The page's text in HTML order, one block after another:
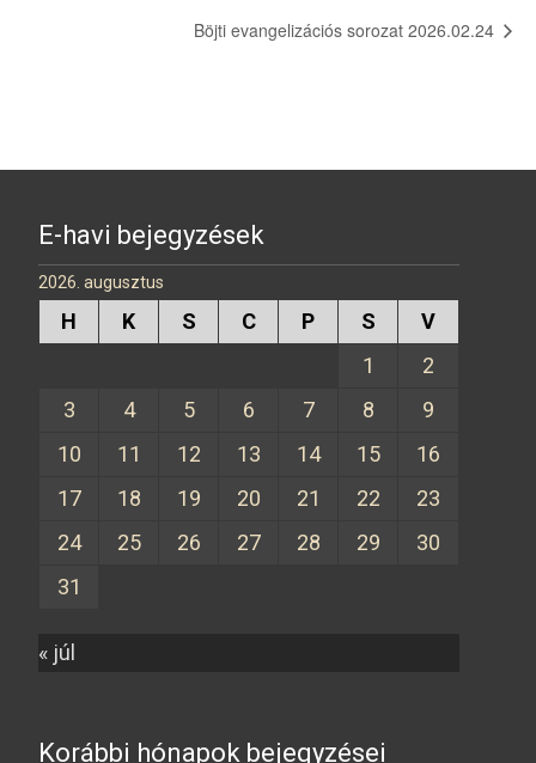
Böjti evangelizációs sorozat 2026.02.24
E-havi bejegyzések
2026. augusztus
H K S C P S
V
1
2
3
4 5 6 7 8
9
10
11 12 13 14 15
16
17
18 19 20 21 22
23
24
25 26 27 28 29
30
31
« júl
Korábbi hónapok bejegyzései